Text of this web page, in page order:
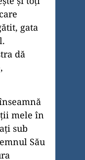
gata
dă
mele în
sub
Său